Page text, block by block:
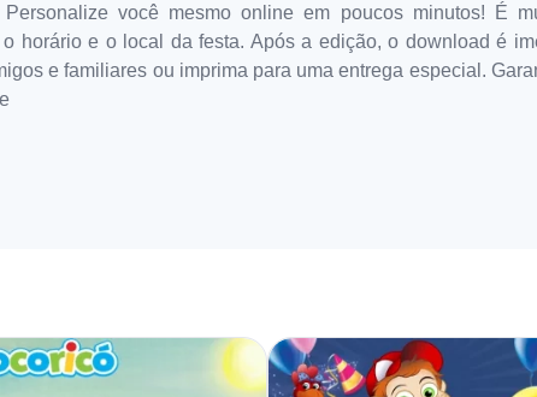
você mesmo online em poucos minutos! É
horário e o local da festa. Após a edição, o download é
e familiares ou imprima para uma entrega especial.